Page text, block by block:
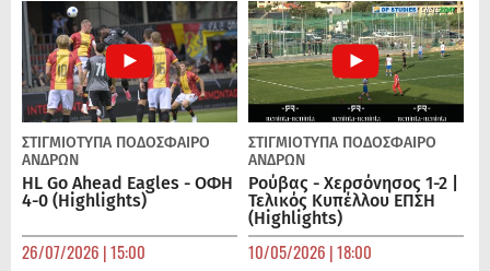
ΣΤΙΓΜΙΟΤΥΠΑ ΠΟΔΌΣΦΑΙΡΟ
ΑΝΔΡΏΝ
HL Go Ahead Eagles - ΟΦΗ
4-0 (Highlights)
26/07/2026 | 15:00
ΣΤΙΓΜΙΟΤΥΠΑ ΠΟΔΌΣΦΑΙΡΟ
ΑΝΔΡΏΝ
Ρούβας - Χερσόνησος 1-2 |
Τελικός Κυπέλλου ΕΠΣΗ
(Highlights)
10/05/2026 | 18:00